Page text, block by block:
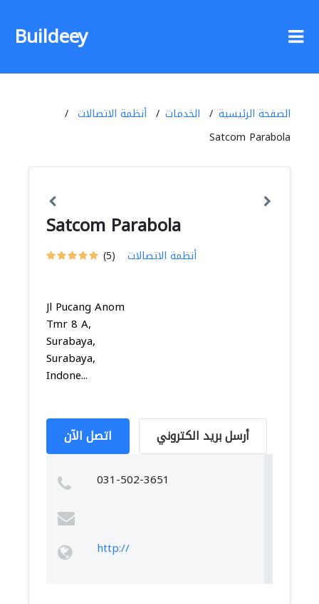
Buildeey
الصفحة الرئيسية الخدمات
أنظمة الاتصالات
Satcom Parabola
Satcom Parabola
(5) أنظمة الاتصالات
Jl Pucang Anom
Tmr 8 A,
Surabaya,
Surabaya,
Indone...
اتصل الآن أرسل بريد الكتروني
031-502-3651
http://